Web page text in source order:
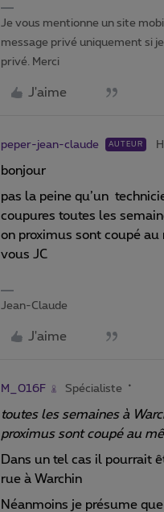
Je vous mentionne un site
message privé uniquement si
privé. Merci
J'aime
peper-jean-claude AUTEUR
bonjour
pas la peine qu’un
coupures toutes les
on proximus sont coupé
vous JC
Jean-Claude
J'aime
M_016F Spécialiste
toutes les semaines à
proximus sont coupé au
Dans un tel cas il pourrait
rue à Warchin
Néanmoins je présume